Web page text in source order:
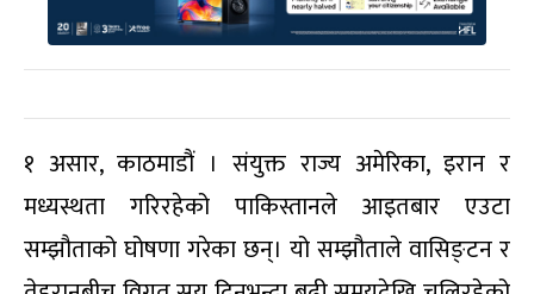
१ असार, काठमाडौं । संयुक्त राज्य अमेरिका, इरान र
मध्यस्थता गरिरहेको पाकिस्तानले आइतबार एउटा
सम्झौताको घोषणा गरेका छन्। यो सम्झौताले वासिङ्टन र